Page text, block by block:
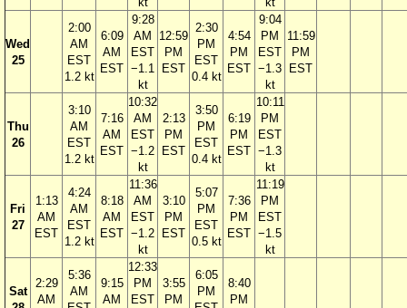
Wed
25
2:00
AM
EST
1.2 kt
6:09
AM
EST
9:28
AM
EST
−1.1
kt
12:59
PM
EST
2:30
PM
EST
0.4 kt
4:54
PM
EST
9:04
PM
EST
−1.3
kt
11:59
PM
EST
Thu
26
3:10
AM
EST
1.2 kt
7:16
AM
EST
10:32
AM
EST
−1.2
kt
2:13
PM
EST
3:50
PM
EST
0.4 kt
6:19
PM
EST
10:11
PM
EST
−1.3
kt
Fri
27
1:13
AM
EST
4:24
AM
EST
1.2 kt
8:18
AM
EST
11:36
AM
EST
−1.2
kt
3:10
PM
EST
5:07
PM
EST
0.5 kt
7:36
PM
EST
11:19
PM
EST
−1.5
kt
Sat
2:29
AM
5:36
AM
9:15
AM
12:33
PM
EST
3:55
PM
6:05
PM
8:40
PM